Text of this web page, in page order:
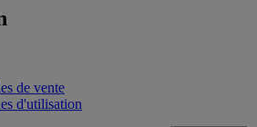
de vente
d'utilisation